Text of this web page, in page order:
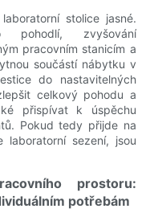
stolice jasné.
pohodlí, zvyšování
pracovním stanicím a
součástí nábytku v
do nastavitelných
celkový pohodu a
přispívat k úspěchu
Pokud tedy přijde na
sezení, jsou
prostoru:
potřebám